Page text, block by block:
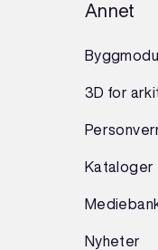
Annet
3D for
Kataloger
Nyheter